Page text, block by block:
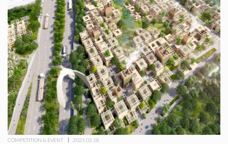
COMPETITION & EVENT 2023.02.18